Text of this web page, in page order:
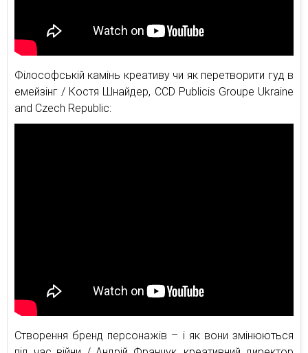
Філософській камінь креативу чи як перетворити гуд в
емейзінг / Костя Шнайдер, CCD Publicis Groupe Ukraine
and Czech Republic:
Створення бренд персонажів – і як вони змінюються